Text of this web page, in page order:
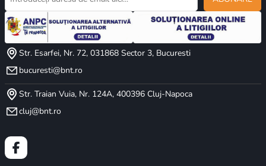
Str. Esarfei, Nr. 72, 031868 Sector 3, Bucuresti
bucuresti@bnt.ro
Str. Traian Vuia, Nr. 124A, 400396 Cluj-Napoca
cluj@bnt.ro